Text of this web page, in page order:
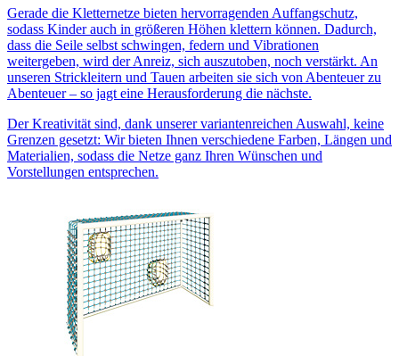
Gerade die Kletternetze bieten hervorragenden Auffangschutz,
sodass Kinder auch in größeren Höhen klettern können. Dadurch,
dass die Seile selbst schwingen, federn und Vibrationen
weitergeben, wird der Anreiz, sich auszutoben, noch verstärkt. An
unseren Strickleitern und Tauen arbeiten sie sich von Abenteuer zu
Abenteuer – so jagt eine Herausforderung die nächste.
Der Kreativität sind, dank unserer variantenreichen Auswahl, keine
Grenzen gesetzt: Wir bieten Ihnen verschiedene Farben, Längen und
Materialien, sodass die Netze ganz Ihren Wünschen und
Vorstellungen entsprechen.